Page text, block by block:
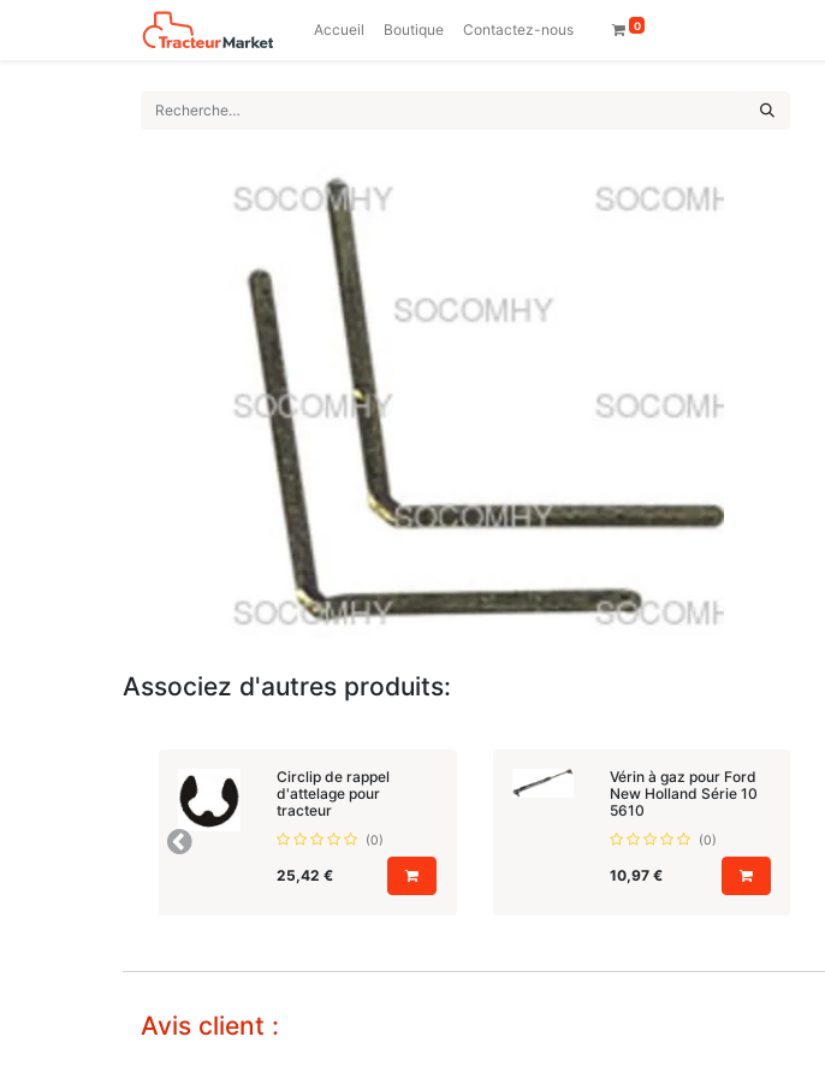
Accueil Boutique Contactez-nous 0
Associez d'autres produits:
Circlip de rappel
d'attelage pour
tracteur
(0)
25,42 €
Vérin à gaz pour Ford
New Holland Série 10
5610
(0)
10,97 €
Précedent
Avis client :